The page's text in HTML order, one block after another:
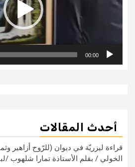
00:00
أحدث المقالات
قراءة ليزريّة في ديوان (للرّوح أزاهير
الخولي / بقلم الأستاذة تمارا شلهوب /